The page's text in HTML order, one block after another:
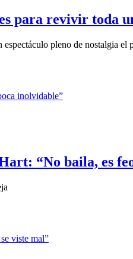
para revivir toda
pleno de nostalgia el
“No baila, es